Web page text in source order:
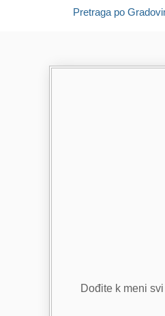
Pretraga po
Dođite k meni